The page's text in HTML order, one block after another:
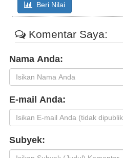
Beri Nilai
Komentar Saya:
Nama Anda:
E-mail Anda:
Subyek: